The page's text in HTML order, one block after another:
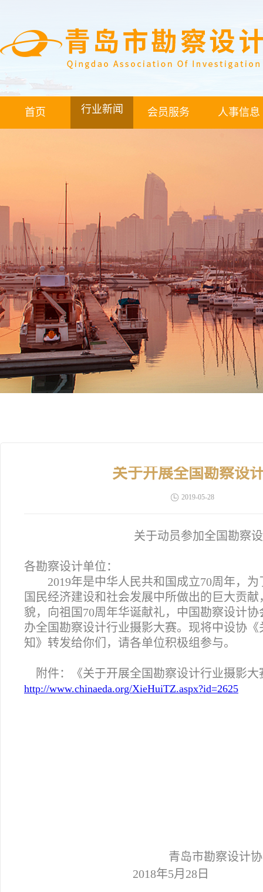
首页 行业新闻 会员服务 人事信息
关于开展全国勘察设
2019-05-28
关于动员参加全国勘察
各勘察设计单位：
2019年是中华人民共和国成立70周年，
国民经济建设和社会发展中所做出的巨大贡
貌，向祖国70周年华诞献礼，中国勘察设计
办全国勘察设计行业摄影大赛。现将中设协
知》转发给你们，请各单位积极组参与。
附件：《关于开展全国勘察设计行业摄影大
http://www.chinaeda.org/XieHuiTZ.aspx?id=2625
青岛市勘察设计
2018年5月28日